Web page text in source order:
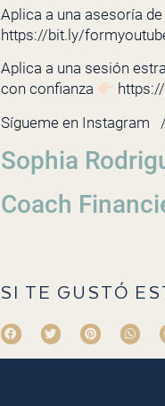
Aplica a una asesoría
https://bit.ly/
Aplica a una sesión
con confianza
Sígueme en Instagram
Sophia
Coach
SI TE GUSTÓ